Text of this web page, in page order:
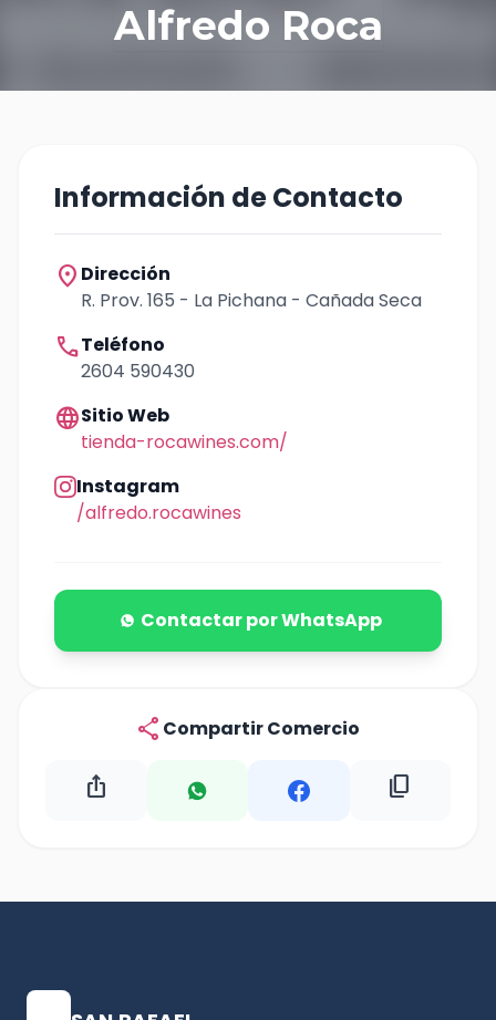
Alfredo Roca
Información de Contacto
location_on Dirección
R. Prov. 165 - La Pichana - Cañada Seca
callTeléfono
2604 590430
languageSitio Web
tienda-rocawines.com/
Instagram
/alfredo.rocawines
Contactar por WhatsApp
share Compartir Comercio
ios_share content_copy